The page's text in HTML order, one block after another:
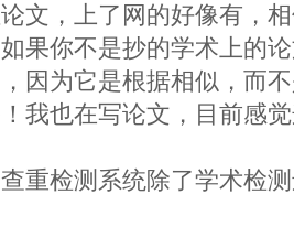
文，上了网的好像有，
果你不是抄的学术上的
因为它是根据相似，而
我也在写论文，目前感
重检测系统除了学术检